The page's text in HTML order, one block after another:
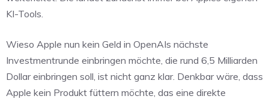
KI-Tools.
Wieso Apple nun kein Geld in OpenAIs nächste
Investmentrunde einbringen möchte, die rund 6,5 Milliarden
Dollar einbringen soll, ist nicht ganz klar. Denkbar wäre, dass
Apple kein Produkt füttern möchte, das eine direkte